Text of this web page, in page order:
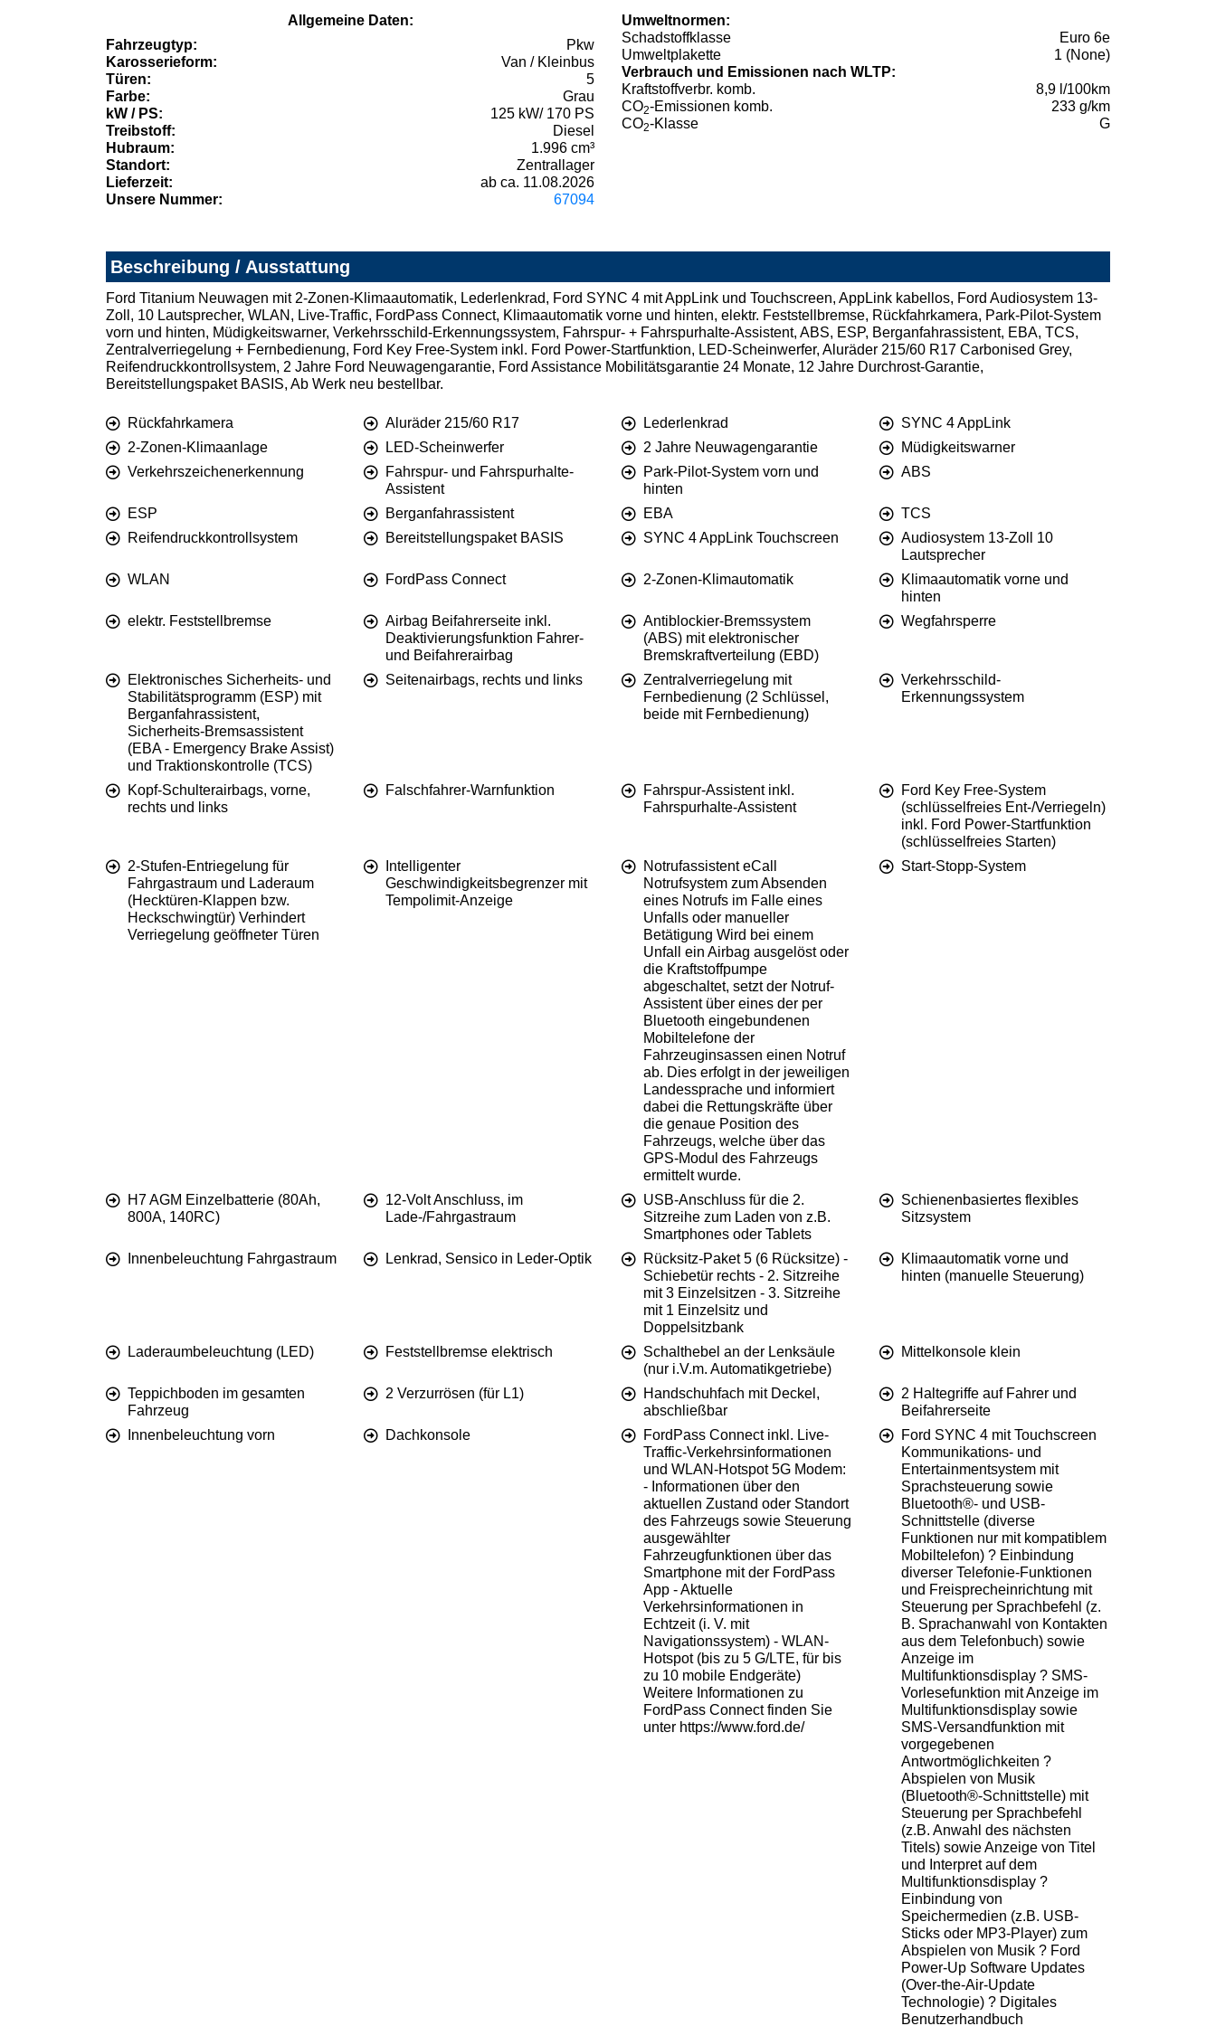
Allgemeine Daten:
Fahrzeugtyp:
Pkw
Karosserieform:
Van / Kleinbus
Türen:
5
Farbe:
Grau
kW / PS:
125 kW/ 170 PS
Treibstoff:
Diesel
Hubraum:
1.996 cm³
Standort:
Zentrallager
Lieferzeit:
ab ca. 11.08.2026
Unsere Nummer:
67094
Umweltnormen:
Schadstoffklasse
Euro 6e
Umweltplakette
1 (None)
Verbrauch und Emissionen nach WLTP:
Kraftstoffverbr. komb.
8,9 l/100km
CO2-Emissionen komb.
233 g/km
CO2-Klasse G
Beschreibung / Ausstattung
Ford Titanium Neuwagen mit 2-Zonen-Klimaautomatik, Lederlenkrad, Ford SYNC 4 mit AppLink und Touchscreen, AppLink kabellos, Ford Audiosystem 13-
Zoll, 10 Lautsprecher, WLAN, Live-Traffic, FordPass Connect, Klimaautomatik vorne und hinten, elektr. Feststellbremse, Rückfahrkamera, Park-Pilot-System
vorn und hinten, Müdigkeitswarner, Verkehrsschild-Erkennungssystem, Fahrspur- + Fahrspurhalte-Assistent, ABS, ESP, Berganfahrassistent, EBA, TCS,
Zentralverriegelung + Fernbedienung, Ford Key Free-System inkl. Ford Power-Startfunktion, LED-Scheinwerfer, Aluräder 215/60 R17 Carbonised Grey,
Reifendruckkontrollsystem, 2 Jahre Ford Neuwagengarantie, Ford Assistance Mobilitätsgarantie 24 Monate, 12 Jahre Durchrost-Garantie,
Bereitstellungspaket BASIS, Ab Werk neu bestellbar.
Rückfahrkamera Aluräder 215/60 R17 Lederlenkrad
SYNC 4 AppLink
2-Zonen-Klimaanlage
LED-Scheinwerfer 2 Jahre Neuwagengarantie
Müdigkeitswarner
Verkehrszeichenerkennung
Fahrspur- und Fahrspurhalte-
Assistent
Park-Pilot-System vorn und
hinten
ABS
ESP Berganfahrassistent EBA
TCS
Reifendruckkontrollsystem
Bereitstellungspaket BASIS SYNC 4 AppLink Touchscreen
Audiosystem 13-Zoll 10
Lautsprecher
WLAN
FordPass Connect 2-Zonen-Klimautomatik
Klimaautomatik vorne und
hinten
elektr. Feststellbremse
Airbag Beifahrerseite inkl.
Deaktivierungsfunktion Fahrer-
und Beifahrerairbag
Antiblockier-Bremssystem
(ABS) mit elektronischer
Bremskraftverteilung (EBD)
Wegfahrsperre
Elektronisches Sicherheits- und
Stabilitätsprogramm (ESP) mit
Berganfahrassistent,
Sicherheits-Bremsassistent
(EBA - Emergency Brake Assist)
und Traktionskontrolle (TCS)
Seitenairbags, rechts und links
Zentralverriegelung mit
Fernbedienung (2 Schlüssel,
beide mit Fernbedienung)
Verkehrsschild-
Erkennungssystem
Kopf-Schulterairbags, vorne,
rechts und links
Falschfahrer-Warnfunktion
Fahrspur-Assistent inkl.
Fahrspurhalte-Assistent
Ford Key Free-System
(schlüsselfreies Ent-/Verriegeln)
inkl. Ford Power-Startfunktion
(schlüsselfreies Starten)
2-Stufen-Entriegelung für
Fahrgastraum und Laderaum
(Hecktüren-Klappen bzw.
Heckschwingtür) Verhindert
Verriegelung geöffneter Türen
Intelligenter
Geschwindigkeitsbegrenzer mit
Tempolimit-Anzeige
Notrufassistent eCall
Notrufsystem zum Absenden
eines Notrufs im Falle eines
Unfalls oder manueller
Betätigung Wird bei einem
Unfall ein Airbag ausgelöst oder
die Kraftstoffpumpe
abgeschaltet, setzt der Notruf-
Assistent über eines der per
Bluetooth eingebundenen
Mobiltelefone der
Fahrzeuginsassen einen Notruf
ab. Dies erfolgt in der jeweiligen
Landessprache und informiert
dabei die Rettungskräfte über
die genaue Position des
Fahrzeugs, welche über das
GPS-Modul des Fahrzeugs
ermittelt wurde.
Start-Stopp-System
H7 AGM Einzelbatterie (80Ah,
800A, 140RC)
12-Volt Anschluss, im
Lade-/Fahrgastraum
USB-Anschluss für die 2.
Sitzreihe zum Laden von z.B.
Smartphones oder Tablets
Schienenbasiertes flexibles
Sitzsystem
Innenbeleuchtung Fahrgastraum Lenkrad, Sensico in Leder-Optik
Rücksitz-Paket 5 (6 Rücksitze) -
Schiebetür rechts - 2. Sitzreihe
mit 3 Einzelsitzen - 3. Sitzreihe
mit 1 Einzelsitz und
Doppelsitzbank
Klimaautomatik vorne und
hinten (manuelle Steuerung)
Laderaumbeleuchtung (LED) Feststellbremse elektrisch
Schalthebel an der Lenksäule
(nur i.V.m. Automatikgetriebe)
Mittelkonsole klein
Teppichboden im gesamten
Fahrzeug
2 Verzurrösen (für L1)
Handschuhfach mit Deckel,
abschließbar
2 Haltegriffe auf Fahrer und
Beifahrerseite
Innenbeleuchtung vorn
Dachkonsole
FordPass Connect inkl. Live-
Traffic-Verkehrsinformationen
und WLAN-Hotspot 5G Modem:
- Informationen über den
aktuellen Zustand oder Standort
des Fahrzeugs sowie Steuerung
ausgewählter
Fahrzeugfunktionen über das
Smartphone mit der FordPass
App - Aktuelle
Verkehrsinformationen in
Echtzeit (i. V. mit
Navigationssystem) - WLAN-
Hotspot (bis zu 5 G/LTE, für bis
zu 10 mobile Endgeräte)
Weitere Informationen zu
FordPass Connect finden Sie
unter https://www.ford.de/
Ford SYNC 4 mit Touchscreen
Kommunikations- und
Entertainmentsystem mit
Sprachsteuerung sowie
Bluetooth®- und USB-
Schnittstelle (diverse
Funktionen nur mit kompatiblem
Mobiltelefon) ? Einbindung
diverser Telefonie-Funktionen
und Freisprecheinrichtung mit
Steuerung per Sprachbefehl (z.
B. Sprachanwahl von Kontakten
aus dem Telefonbuch) sowie
Anzeige im
Multifunktionsdisplay ? SMS-
Vorlesefunktion mit Anzeige im
Multifunktionsdisplay sowie
SMS-Versandfunktion mit
vorgegebenen
Antwortmöglichkeiten ?
Abspielen von Musik
(Bluetooth®-Schnittstelle) mit
Steuerung per Sprachbefehl
(z.B. Anwahl des nächsten
Titels) sowie Anzeige von Titel
und Interpret auf dem
Multifunktionsdisplay ?
Einbindung von
Speichermedien (z.B. USB-
Sticks oder MP3-Player) zum
Abspielen von Musik ? Ford
Power-Up Software Updates
(Over-the-Air-Update
Technologie) ? Digitales
Benutzerhandbuch